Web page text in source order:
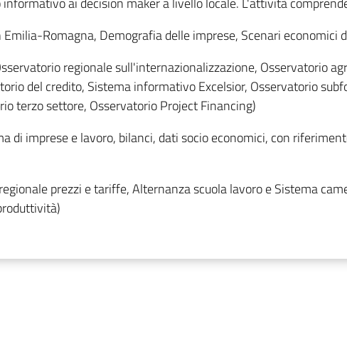
Romagna, Demografia delle imprese, Scenari economici
regionale sull'internazionalizzazione, Osservatorio
del credito, Sistema informativo Excelsior, Osservatorio
terzo settore, Osservatorio Project Financing)
di imprese e lavoro, bilanci, dati socio economici, con
prezzi e tariffe, Alternanza scuola lavoro e Sistema